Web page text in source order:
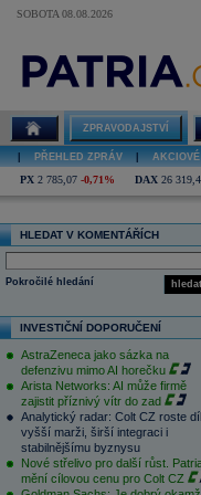
SOBOTA 08.08.2026
ZPRAVODAJSTVÍ
PŘEHLED ZPRÁV AKCIOVÉ
PX 2 785,07 -0,71% DAX 26
HLEDAT V KOMENTÁŘÍCH
hledat
Pokročilé hledání
INVESTIČNÍ DOPORUČENÍ
AstraZeneca jako sázka na
defenzivu mimo AI horečku
Arista Networks: AI může firmě
zajistit příznivý vítr do zad
Analytický radar: Colt CZ roste
vyšší marži, širší integraci i
stabilnějšímu byznysu
Nové střelivo pro další růst.
mění cílovou cenu pro Colt CZ